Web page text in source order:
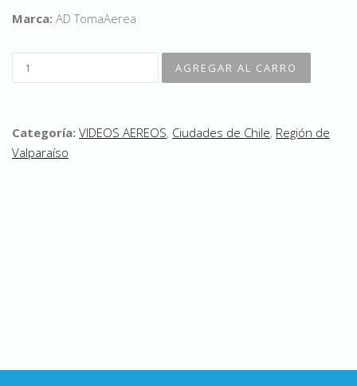
Marca: AD TomaAerea
Categoría: VIDEOS AEREOS, Ciudades de Chile, Región de
Valparaíso